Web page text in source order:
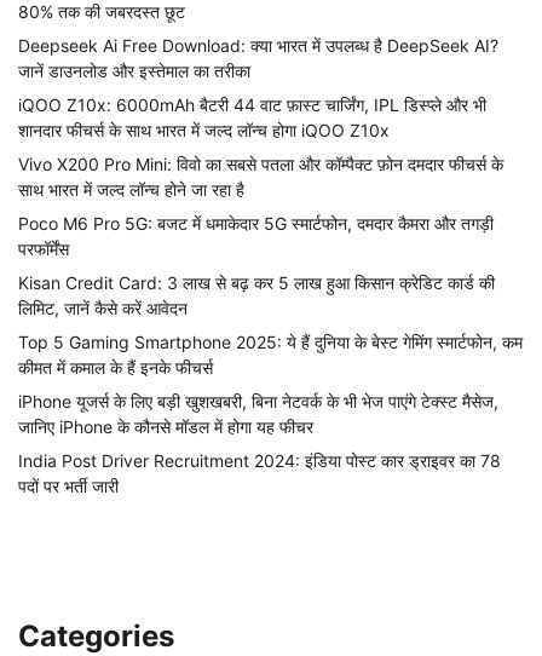
80% तक की जबरदस्त छूट
Deepseek Ai Free Download: क्या भारत में उपलब्ध है DeepSeek AI?
जानें डाउनलोड और इस्तेमाल का तरीका
iQOO Z10x: 6000mAh बैटरी 44 वाट फ़ास्ट चार्जिंग, IPL डिस्प्ले और भी
शानदार फीचर्स के साथ भारत में जल्द लॉन्च होगा iQOO Z10x
Vivo X200 Pro Mini: विवो का सबसे पतला और कॉम्पैक्ट फ़ोन दमदार फीचर्स के
साथ भारत में जल्द लॉन्च होने जा रहा है
Poco M6 Pro 5G: बजट में धमाकेदार 5G स्मार्टफोन, दमदार कैमरा और तगड़ी
परफॉर्मेंस
Kisan Credit Card: 3 लाख से बढ़ कर 5 लाख हुआ किसान क्रेडिट कार्ड की
लिमिट, जानें कैसे करें आवेदन
Top 5 Gaming Smartphone 2025: ये हैं दुनिया के बेस्ट गेमिंग स्मार्टफोन, कम
कीमत में कमाल के हैं इनके फीचर्स
iPhone यूजर्स के लिए बड़ी खुशखबरी, बिना नेटवर्क के भी भेज पाएंगे टेक्स्ट मैसेज,
जानिए iPhone के कौनसे मॉडल में होगा यह फीचर
India Post Driver Recruitment 2024: इंडिया पोस्ट कार ड्राइवर का 78
पदों पर भर्ती जारी
Categories